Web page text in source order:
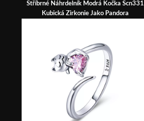
Stříbrné Náhrdelník Modrá Kočka Scn331
Kubická Zirkonie Jako Pandora